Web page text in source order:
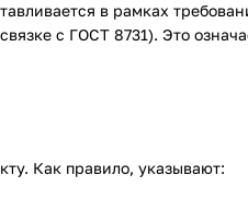
в рамках
с ГОСТ 8731). Это
Как правило, указывают: